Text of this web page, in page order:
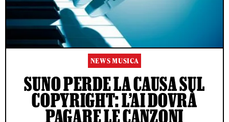
NEWS MUSICA
SUNO PERDE LA CAUSA SUL
COPYRIGHT: L’AI DOVRÀ
PAGARE LE CANZONI